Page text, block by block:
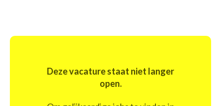
Deze vacature staat niet langer
open.